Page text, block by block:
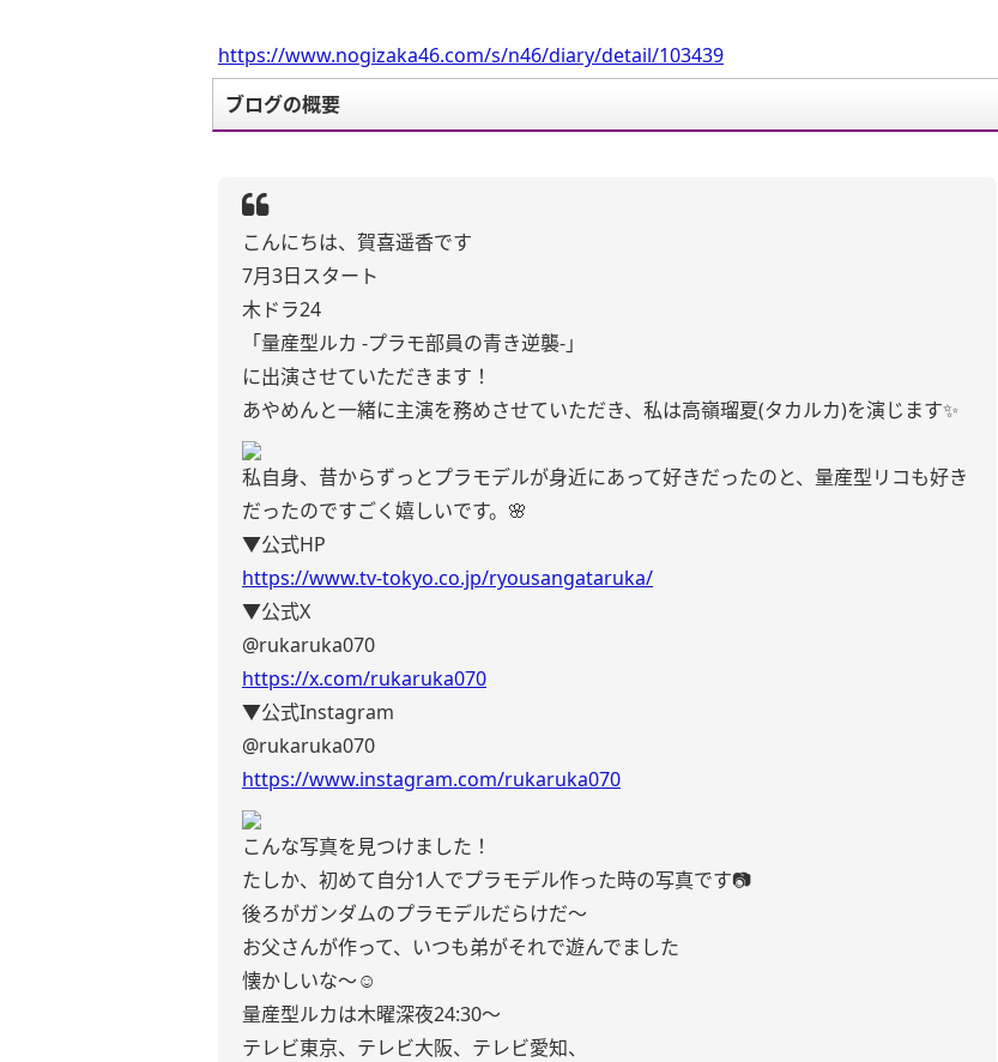
https://www.nogizaka46.com/s/n46/diary/detail/103439
ブログの概要
こんにちは、賀喜遥香です
7月3日スタート
⽊ドラ24
「量産型ルカ -プラモ部員の⻘き逆襲-」
に出演させていただきます！
あやめんと一緒に主演を務めさせていただき、私は高嶺瑠夏(タカルカ)を演じます✨
私自身、昔からずっとプラモデルが身近にあって好きだったのと、量産型リコも好き
だったのですごく嬉しいです。🌸
▼公式HP
https://www.tv-tokyo.co.jp/ryousangataruka/
▼公式X
@rukaruka070
https://x.com/rukaruka070
▼公式Instagram
@rukaruka070
https://www.instagram.com/rukaruka070
こんな写真を見つけました！
たしか、初めて自分1人でプラモデル作った時の写真です📷
後ろがガンダムのプラモデルだらけだ〜
お父さんが作って、いつも弟がそれで遊んでました
懐かしいな〜☺️
量産型ルカは木曜深夜24:30〜
テレビ東京、テレビ⼤阪、テレビ愛知、